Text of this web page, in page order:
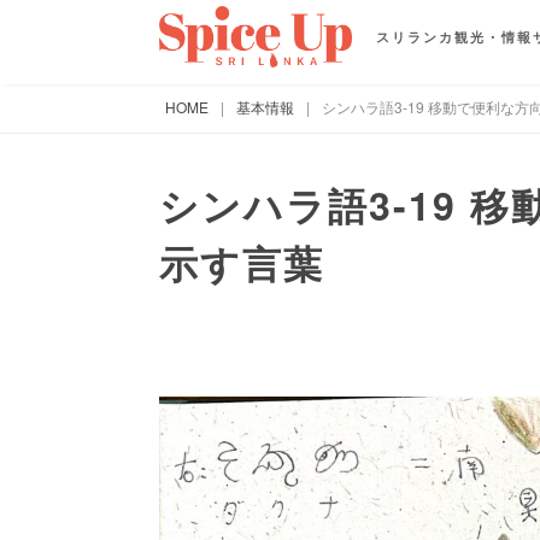
スリランカ観光・情報
HOME | 基本情報 | シンハラ語3-19 移動で便利な方
シンハラ語3-19 移
示す言葉